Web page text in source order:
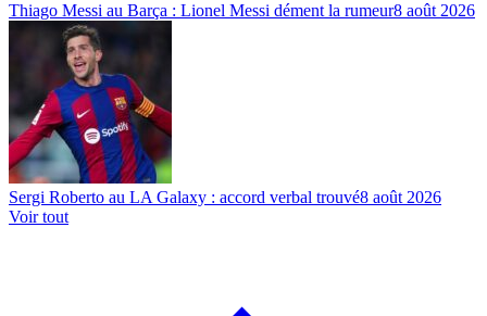
Thiago Messi au Barça : Lionel Messi dément la rumeur8 août 2026
Sergi Roberto au LA Galaxy : accord verbal trouvé8 août 2026
Voir tout